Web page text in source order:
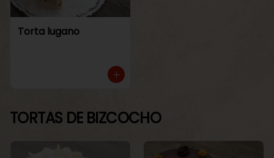
Torta lugano
TORTAS DE BIZCOCHO